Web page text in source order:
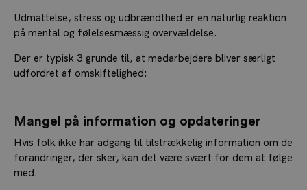
Udmattelse, stress og udbrændthed er en naturlig reaktion
på mental og følelsesmæssig overvældelse.
Der er typisk 3 grunde til, at medarbejdere bliver særligt
udfordret af omskiftelighed:
Mangel på information og opdateringer
Hvis folk ikke har adgang til tilstrækkelig information om de
forandringer, der sker, kan det være svært for dem at følge
med.